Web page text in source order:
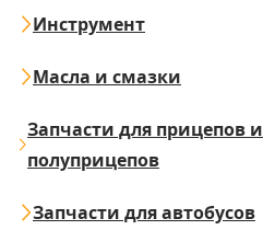
Инструмент
Масла и смазки
Запчасти для прицепов и
полуприцепов
Запчасти для автобусов